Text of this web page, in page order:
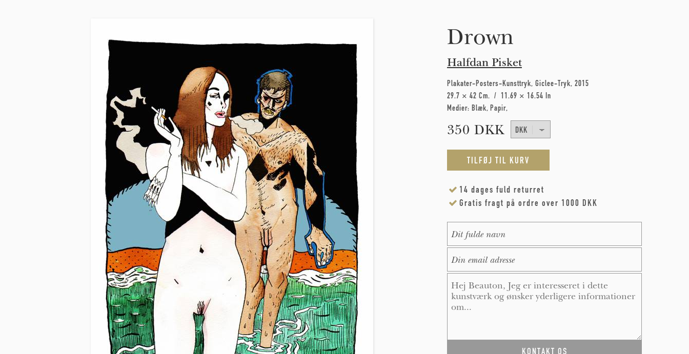
Drown
Halfdan Pisket
Plakater-Posters-Kunsttryk Giclee-Tryk 2015
29.7 × 42 Cm
11.69 × 16.54 In
Medier: Blæk Papir
350 DKK
14 dages fuld returret
Gratis fragt på ordre over 1000 DKK